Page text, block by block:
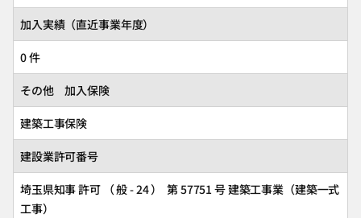
加入実績（直近事業年度）
0 件
その他 加入保険
建築工事保険
建設業許可番号
埼玉県知事 許可 （ 般 - 24 ） 第 57751 号 建築工事業（建築一式
工事）